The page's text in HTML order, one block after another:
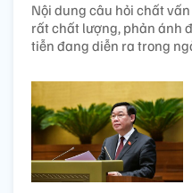
Nội dung câu hỏi chất
rất chất lượng, phản ánh
tiễn đang diễn ra trong